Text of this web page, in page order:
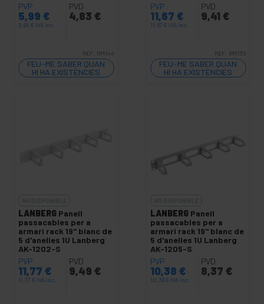
PVP
5,99 €
5,99 € IVA inc.
PVD
4,83 €
REF: RM144
FEU-ME SABER QUAN
HI HA EXISTÈNCIES
PVP
11,67 €
11,67 € IVA inc.
PVD
9,41 €
REF: RM135
FEU-ME SABER QUAN
HI HA EXISTÈNCIES
LANBERG Panell
passacables per a
armari rack 19" blanc de
5 d'anelles 1U Lanberg
AK-1202-S
PVP
11,77 €
11,77 € IVA inc.
PVD
9,49 €
LANBERG Panell
passacables per a
armari rack 19" blanc de
5 d'anelles 1U Lanberg
AK-1205-S
PVP
10,38 €
10,38 € IVA inc.
PVD
8,37 €